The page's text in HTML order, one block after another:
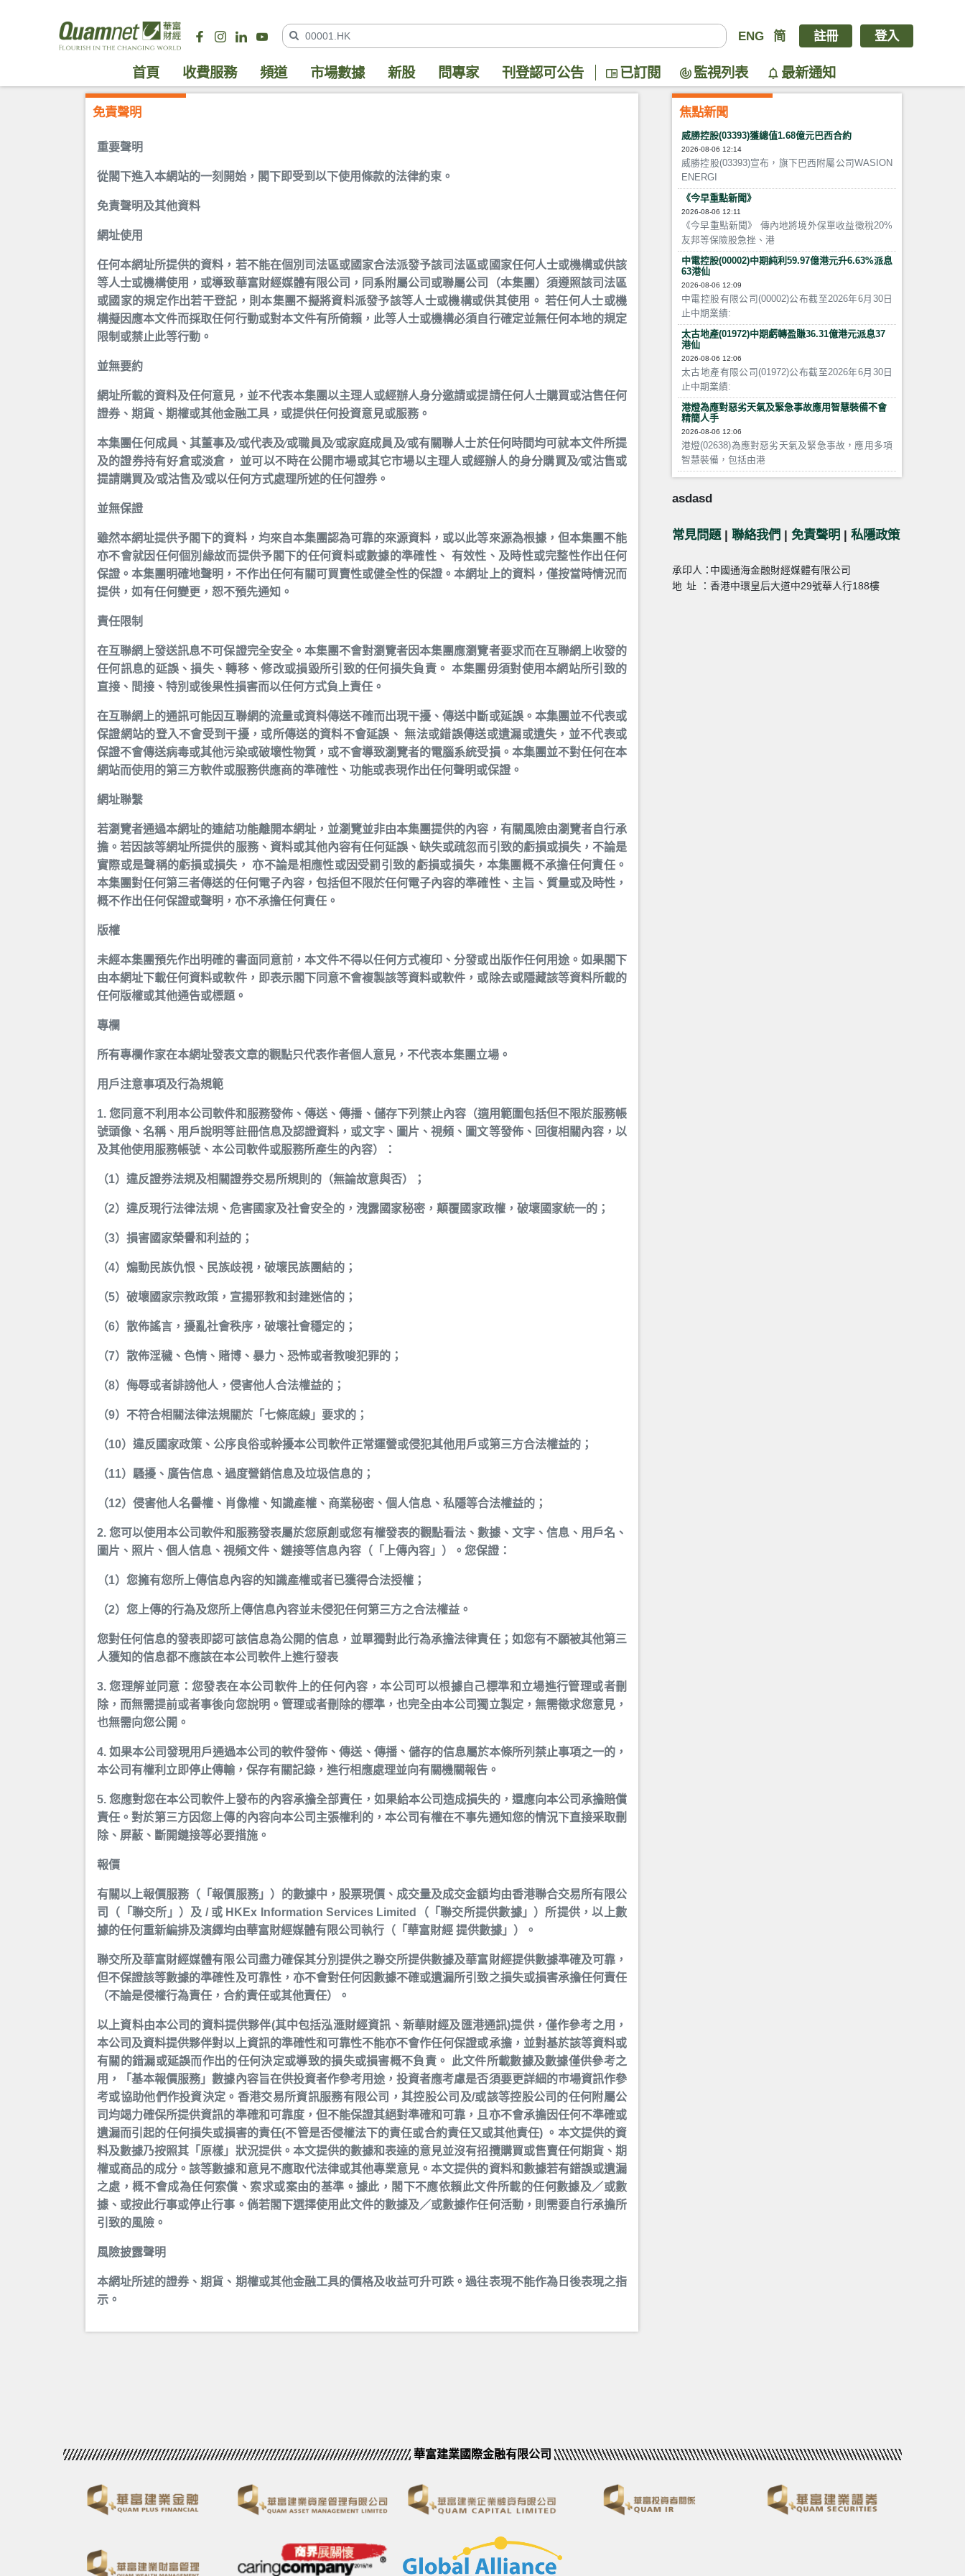
ENG 简 註冊 登入
首頁 收費服務 頻道 市場數據 新股 問專家 刊登認可公告 已訂閱 監視列表 最新通知
免責聲明
重要聲明
從閣下進入本網站的一刻開始，閣下即受到以下使用條款的法律約束。
免責聲明及其他資料
網址使用
任何本網址所提供的資料，若不能在個別司法區或國家合法派發予該司法區或國家任何人士或機構或供該
等人士或機構使用，或導致華富財經媒體有限公司，同系附屬公司或聯屬公司（本集團）須遵照該司法區
或國家的規定作出若干登記，則本集團不擬將資料派發予該等人士或機構或供其使用。 若任何人士或機
構擬因應本文件而採取任何行動或對本文件有所倚賴，此等人士或機構必須自行確定並無任何本地的規定
限制或禁止此等行動。
並無要約
網址所載的資料及任何意見，並不代表本集團以主理人或經辦人身分邀請或提請任何人士購買或沽售任何
證券、期貨、期權或其他金融工具，或提供任何投資意見或服務。
本集團任何成員、其董事及∕或代表及∕或職員及∕或家庭成員及∕或有關聯人士於任何時間均可就本文件所提
及的證券持有好倉或淡倉， 並可以不時在公開市場或其它市場以主理人或經辦人的身分購買及∕或沽售或
提請購買及∕或沽售及∕或以任何方式處理所述的任何證券。
並無保證
雖然本網址提供予閣下的資料，均來自本集團認為可靠的來源資料，或以此等來源為根據，但本集團不能
亦不會就因任何個別緣故而提供予閣下的任何資料或數據的準確性、 有效性、及時性或完整性作出任何
保證。本集團明確地聲明，不作出任何有關可買賣性或健全性的保證。本網址上的資料，僅按當時情況而
提供，如有任何變更，恕不預先通知。
責任限制
在互聯網上發送訊息不可保證完全安全。本集團不會對瀏覽者因本集團應瀏覽者要求而在互聯網上收發的
任何訊息的延誤、損失、轉移、修改或損毀所引致的任何損失負責。 本集團毋須對使用本網站所引致的
直接、間接、特別或後果性損害而以任何方式負上責任。
在互聯網上的通訊可能因互聯網的流量或資料傳送不確而出現干擾、傳送中斷或延誤。本集團並不代表或
保證網站的登入不會受到干擾，或所傳送的資料不會延誤、 無法或錯誤傳送或遺漏或遺失，並不代表或
保證不會傳送病毒或其他污染或破壞性物質，或不會導致瀏覽者的電腦系統受損。本集團並不對任何在本
網站而使用的第三方軟件或服務供應商的準確性、功能或表現作出任何聲明或保證。
網址聯繫
若瀏覽者通過本網址的連結功能離開本網址，並瀏覽並非由本集團提供的內容，有關風險由瀏覽者自行承
擔。若因該等網址所提供的服務、資料或其他內容有任何延誤、缺失或疏忽而引致的虧損或損失，不論是
實際或是聲稱的虧損或損失， 亦不論是相應性或因受罰引致的虧損或損失，本集團概不承擔任何責任。
本集團對任何第三者傳送的任何電子內容，包括但不限於任何電子內容的準確性、主旨、質量或及時性，
概不作出任何保證或聲明，亦不承擔任何責任。
版權
未經本集團預先作出明確的書面同意前，本文件不得以任何方式複印、分發或出版作任何用途。如果閣下
由本網址下載任何資料或軟件，即表示閣下同意不會複製該等資料或軟件，或除去或隱藏該等資料所載的
任何版權或其他通告或標題。
專欄
所有專欄作家在本網址發表文章的觀點只代表作者個人意見，不代表本集團立場。
用戶注意事項及行為規範
1. 您同意不利用本公司軟件和服務發佈、傳送、傳播、儲存下列禁止內容（適用範圍包括但不限於服務帳
號頭像、名稱、用戶說明等註冊信息及認證資料，或文字、圖片、視頻、圖文等發佈、回復相關內容，以
及其他使用服務帳號、本公司軟件或服務所產生的內容）：
（1）違反證券法規及相關證券交易所規則的（無論故意與否）；
（2）違反現行法律法規、危害國家及社會安全的，洩露國家秘密，顛覆國家政權，破壞國家統一的；
（3）損害國家榮譽和利益的；
（4）煽動民族仇恨、民族歧視，破壞民族團結的；
（5）破壞國家宗教政策，宣揚邪教和封建迷信的；
（6）散佈謠言，擾亂社會秩序，破壞社會穩定的；
（7）散佈淫穢、色情、賭博、暴力、恐怖或者教唆犯罪的；
（8）侮辱或者誹謗他人，侵害他人合法權益的；
（9）不符合相關法律法規關於「七條底線」要求的；
（10）違反國家政策、公序良俗或幹擾本公司軟件正常運營或侵犯其他用戶或第三方合法權益的；
（11）騷擾、廣告信息、過度營銷信息及垃圾信息的；
（12）侵害他人名譽權、肖像權、知識產權、商業秘密、個人信息、私隱等合法權益的；
2. 您可以使用本公司軟件和服務發表屬於您原創或您有權發表的觀點看法、數據、文字、信息、用戶名、
圖片、照片、個人信息、視頻文件、鏈接等信息內容（「上傳內容」）。您保證：
（1）您擁有您所上傳信息內容的知識產權或者已獲得合法授權；
（2）您上傳的行為及您所上傳信息內容並未侵犯任何第三方之合法權益。
您對任何信息的發表即認可該信息為公開的信息，並單獨對此行為承擔法律責任；如您有不願被其他第三
人獲知的信息都不應該在本公司軟件上進行發表
3. 您理解並同意：您發表在本公司軟件上的任何內容，本公司可以根據自己標準和立場進行管理或者刪
除，而無需提前或者事後向您說明。管理或者刪除的標準，也完全由本公司獨立製定，無需徵求您意見，
也無需向您公開。
4. 如果本公司發現用戶通過本公司的軟件發佈、傳送、傳播、儲存的信息屬於本條所列禁止事項之一的，
本公司有權利立即停止傳輸，保存有關記錄，進行相應處理並向有關機關報告。
5. 您應對您在本公司軟件上發布的內容承擔全部責任，如果給本公司造成損失的，還應向本公司承擔賠償
責任。對於第三方因您上傳的內容向本公司主張權利的，本公司有權在不事先通知您的情況下直接采取刪
除、屏蔽、斷開鏈接等必要措施。
報價
有關以上報價服務（「報價服務」）的數據中，股票現價、成交量及成交金額均由香港聯合交易所有限公
司（「聯交所」）及 / 或 HKEx Information Services Limited（「聯交所提供數據」）所提供，以上數
據的任何重新編排及演繹均由華富財經媒體有限公司執行（「華富財經 提供數據」）。
聯交所及華富財經媒體有限公司盡力確保其分別提供之聯交所提供數據及華富財經提供數據準確及可靠，
但不保證該等數據的準確性及可靠性，亦不會對任何因數據不確或遺漏所引致之損失或損害承擔任何責任
（不論是侵權行為責任，合約責任或其他責任）。
以上資料由本公司的資料提供夥伴(其中包括泓滙財經資訊、新華財經及匯港通訊)提供，僅作參考之用，
本公司及資料提供夥伴對以上資訊的準確性和可靠性不能亦不會作任何保證或承擔，並對基於該等資料或
有關的錯漏或延誤而作出的任何決定或導致的損失或損害概不負責。 此文件所載數據及數據僅供參考之
用，「基本報價服務」數據內容旨在供投資者作參考用途，投資者應考慮是否須要更詳細的巿場資訊作參
考或協助他們作投資決定。香港交易所資訊服務有限公司，其控股公司及/或該等控股公司的任何附屬公
司均竭力確保所提供資訊的準確和可靠度，但不能保證其絕對準確和可靠，且亦不會承擔因任何不準確或
遺漏而引起的任何損失或損害的責任(不管是否侵權法下的責任或合約責任又或其他責任) 。本文提供的資
料及數據乃按照其「原樣」狀況提供。本文提供的數據和表達的意見並沒有招攬購買或售賣任何期貨、期
權或商品的成分。該等數據和意見不應取代法律或其他專業意見。本文提供的資料和數據若有錯誤或遺漏
之處，概不會成為任何索償、索求或案由的基準。據此，閣下不應依賴此文件所載的任何數據及／或數
據、或按此行事或停止行事。倘若閣下選擇使用此文件的數據及／或數據作任何活動，則需要自行承擔所
引致的風險。
風險披露聲明
本網址所述的證券、期貨、期權或其他金融工具的價格及收益可升可跌。過往表現不能作為日後表現之指
示。
焦點新聞
威勝控股(03393)獲總值1.68億元巴西合約
2026-08-06 12:14
威勝控股(03393)宣布，旗下巴西附屬公司WASION
ENERGI
《今早重點新聞》
2026-08-06 12:11
《今早重點新聞》 傳內地將境外保單收益徵稅20%
友邦等保險股急挫、港
中電控股(00002)中期純利59.97億港元升6.63%派息
63港仙
2026-08-06 12:09
中電控股有限公司(00002)公布截至2026年6月30日
止中期業績:
太古地產(01972)中期虧轉盈賺36.31億港元派息37
港仙
2026-08-06 12:06
太古地產有限公司(01972)公布截至2026年6月30日
止中期業績:
港燈為應對惡劣天氣及緊急事故應用智慧裝備不會
精簡人手
2026-08-06 12:06
港燈(02638)為應對惡劣天氣及緊急事故，應用多項
智慧裝備，包括由港
asdasd
常見問題 | 聯絡我們 | 免責聲明 | 私隱政策
承印人：中國通海金融財經媒體有限公司
地址：香港中環皇后大道中29號華人行188樓
華富建業國際金融有限公司